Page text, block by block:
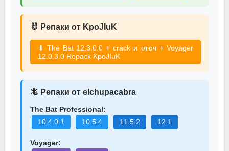
🐰 Репаки от KpoJIuK
⬇ The Bat 12.3.0.0 + crack и ключ + Voyager
12.0.3.0 Repack KpoJIuK
🦎 Репаки от elchupacabra
The Bat Professional:
10.4.0.1
10.5.4 11.5.2 12.1
Voyager: